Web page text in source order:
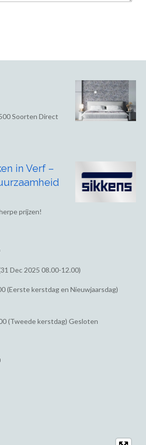
Soorten Direct
in Verf –
prijzen!
Dec 2025 08.00-12.00)
(Eerste kerstdag en Nieuwjaarsdag)
(Tweede kerstdag) Gesloten